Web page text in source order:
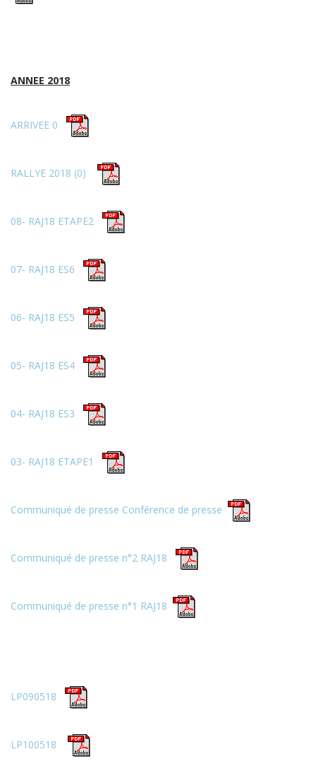
ANNEE 2018
ARRIVEE 0
RALLYE 2018 (0)
08- RAJ18 ETAPE2
07- RAJ18 ES6
06- RAJ18 ES5
05- RAJ18 ES4
04- RAJ18 ES3
03- RAJ18 ETAPE1
Communiqué de presse Conférence de presse
Communiqué de presse n°2 RAJ18
Communiqué de presse n°1 RAJ18
LP090518
LP100518